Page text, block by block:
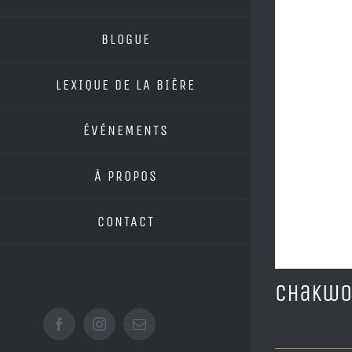
BLOGUE
LEXIQUE DE LA BIÈRE
ÉVÉNEMENTS
À PROPOS
CONTACT
FacebookInstagramEmail